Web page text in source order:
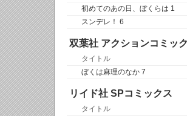
初めてのあの日、ぼくらは 1
スンデレ！ 6
双葉社 アクションコミッ
タイトル
ぼくは麻理のなか 7
リイド社 SPコミックス
タイトル